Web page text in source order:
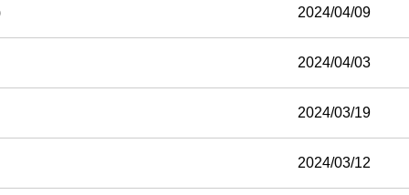
2024/04/09
2024/04/03
2024/03/19
2024/03/12